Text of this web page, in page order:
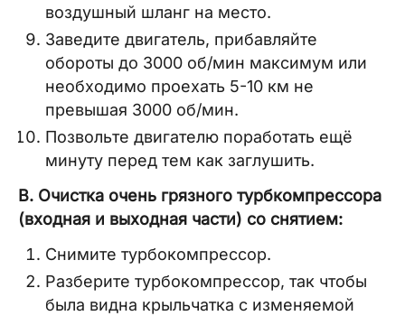
воздушный шланг на место.
Заведите двигатель, прибавляйте
обороты до 3000 об/мин максимум или
необходимо проехать 5-10 км не
превышая 3000 об/мин.
Позвольте двигателю поработать ещё
минуту перед тем как заглушить.
B. Очистка очень грязного турбкомпрессора
(входная и выходная части) со снятием:
Снимите турбокомпрессор.
Разберите турбокомпрессор, так чтобы
была видна крыльчатка с изменяемой